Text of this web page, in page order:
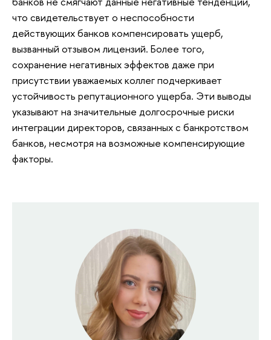
что свидетельствует о неспособности
действующих банков компенсировать ущерб,
вызванный отзывом лицензий. Более того,
сохранение негативных эффектов даже при
присутствии уважаемых коллег подчеркивает
устойчивость репутационного ущерба. Эти выводы
указывают на значительные долгосрочные риски
интеграции директоров, связанных с банкротством
банков, несмотря на возможные компенсирующие
факторы.